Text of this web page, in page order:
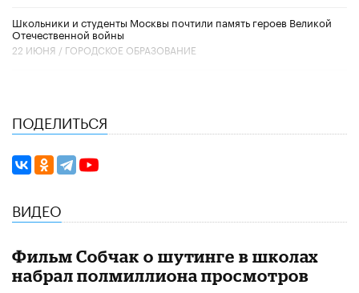
Школьники и студенты Москвы почтили память героев Великой
Отечественной войны
22 ИЮНЯ / ГОРОДСКОЕ ОБРАЗОВАНИЕ
ПОДЕЛИТЬСЯ
ВИДЕО
Фильм Собчак о шутинге в школах
набрал полмиллиона просмотров